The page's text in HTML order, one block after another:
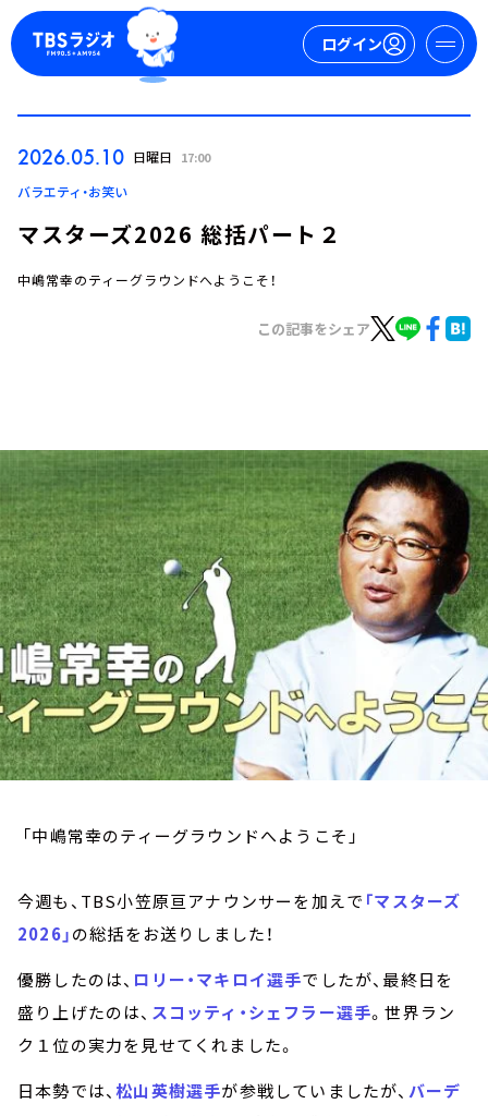
ログイン
ログイン
トピックス
TBS Podcast
お知らせ
イベント・グッズ
YouTube
会社情報
2026.05.10 日曜日 17:00
バラエティ・お笑い
マスターズ2026 総括パート２
中嶋常幸のティーグラウンドへようこそ！
この記事をシェア
「中嶋常幸のティーグラウンドへようこそ」
今週も、TBS小笠原亘アナウンサーを加えで 「マスターズ
2026」の総括をお送りしました！
優勝したのは、 ロリー・マキロイ選手でしたが、最終日を
盛り上げたのは、 スコッティ・シェフラー選手。世界ラン
ク１位の実力を見せてくれました。
日本勢では、松山英樹選手が参戦していましたが、 バーデ